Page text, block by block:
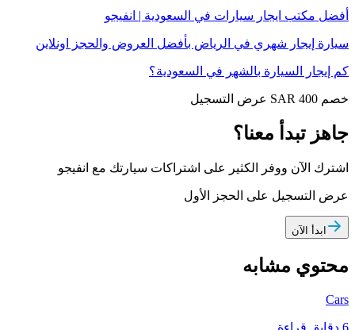
أفضل مكتب ايجار سيارات في السعودية | انفيجو
سيارة إيجار شهري في الرياض بأفضل العروض والحجز اونلاين
كم إيجار السيارة بالشهر في السعودية؟
خصم SAR 400 عرض التسجيل
جاهز تبدأ معنا؟
اشترك الآن ووفر الكثير على اشتراكات سيارتك مع انفيجو
عرض التسجيل على الحجز الأول
ابدأ الآن
محتوي مشابه
Cars
6 دقايق قراءة